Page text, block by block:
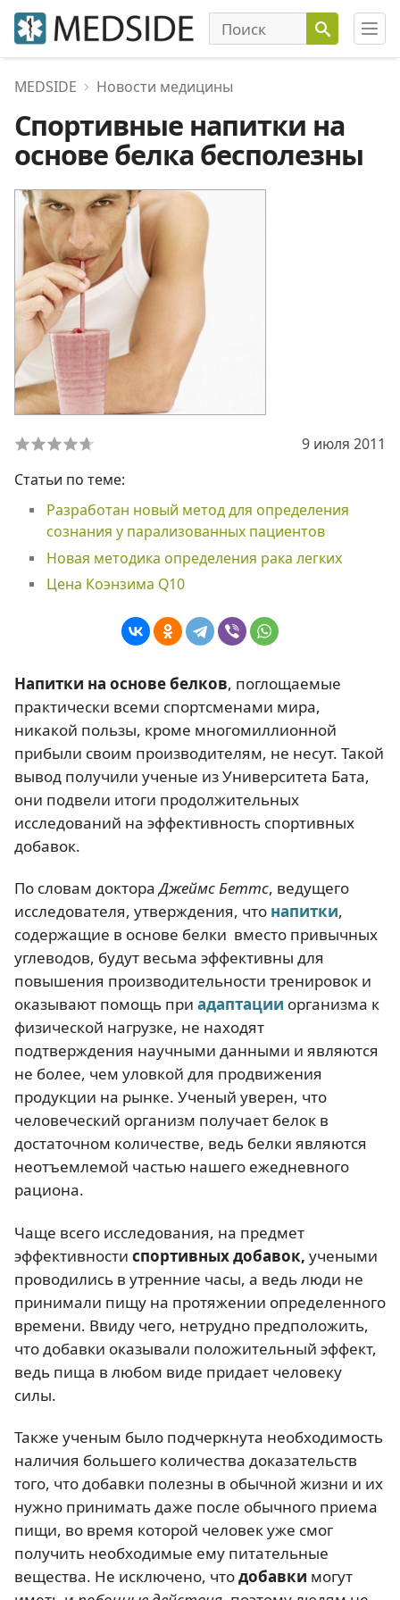
MEDSIDE Новости медицины
Спортивные напитки на
основе белка бесполезны
9 июля 2011
Статьи по теме:
Разработан новый метод для определения
сознания у парализованных пациентов
Новая методика определения рака легких
Цена Коэнзима Q10
Напитки на основе белков, поглощаемые
практически всеми спортсменами мира,
никакой пользы, кроме многомиллионной
прибыли своим производителям, не несут. Такой
вывод получили ученые из Университета Бата,
они подвели итоги продолжительных
исследований на эффективность спортивных
добавок.
По словам доктораДжеймс Беттс, ведущего
исследователя, утверждения, что напитки,
содержащие в основе белки вместо привычных
углеводов, будут весьма эффективны для
повышения производительности тренировок и
оказывают помощь при адаптации организма к
физической нагрузке, не находят
подтверждения научными данными и являются
не более, чем уловкой для продвижения
продукции на рынке. Ученый уверен, что
человеческий организм получает белок в
достаточном количестве, ведь белки являются
неотъемлемой частью нашего ежедневного
рациона.
Чаще всего исследования, на предмет
эффективности спортивных добавок, учеными
проводились в утренние часы, а ведь люди не
принимали пищу на протяжении определенного
времени. Ввиду чего, нетрудно предположить,
что добавки оказывали положительный эффект,
ведь пища в любом виде придает человеку
силы.
Также ученым было подчеркнута необходимость
наличия большего количества доказательств
того, что добавки полезны в обычной жизни и их
нужно принимать даже после обычного приема
пищи, во время которой человек уже смог
получить необходимые ему питательные
вещества. Не исключено, чтодобавки могут